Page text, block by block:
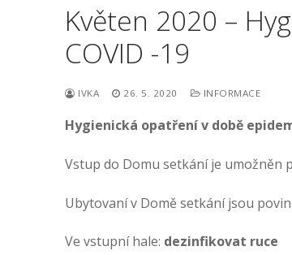
Květen 2020 –
COVID -19
IVKA 26. 5. 2020 INFORMACE
Hygienická opatření v době
Vstup do Domu setkání je umožněn
Ubytovaní v Domě setkání jsou
Ve vstupní hale: dezinfikovat ruce